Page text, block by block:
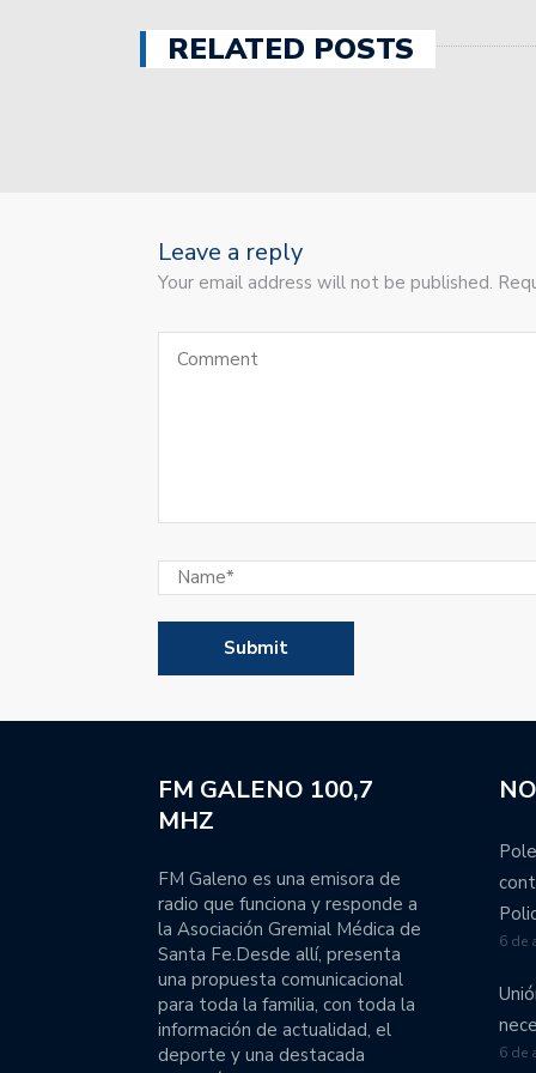
El Tate a pleno en
Universidad Nacional
Unión sucumbió ante
Fluminense le ganó
la Copa Libertadores
El fútbol femenino de
Unión recibe a Lanús
Unión visita a Central
RELATED POSTS
Leave a reply
Your email address will not be published.
FM GALENO 100,7
MHZ
FM Galeno es una emisora de
radio que funciona y responde a
la Asociación Gremial Médica de
Santa Fe.Desde allí, presenta
una propuesta comunicacional
para toda la familia, con toda la
información de actualidad, el
deporte y una destacada
6 de
6 de